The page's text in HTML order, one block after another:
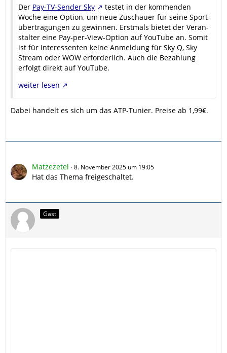
Der Pay-TV-Sender Sky
testet in der kommenden
Woche eine Option, um neue Zuschauer für seine Sport­
über­tragungen zu gewinnen. Erstmals bietet der Veran­
stalter eine Pay-per-View-Option auf YouTube an. Somit
ist für Inter­essenten keine Anmel­dung für Sky Q, Sky
Stream oder WOW erfor­derlich. Auch die Bezah­lung
erfolgt direkt auf YouTube.
weiter lesen
Dabei handelt es sich um das ATP-Tunier. Preise ab 1,99€.
Matzezetel 8. November 2025 um 19:05
Hat das Thema freigeschaltet.
Gast